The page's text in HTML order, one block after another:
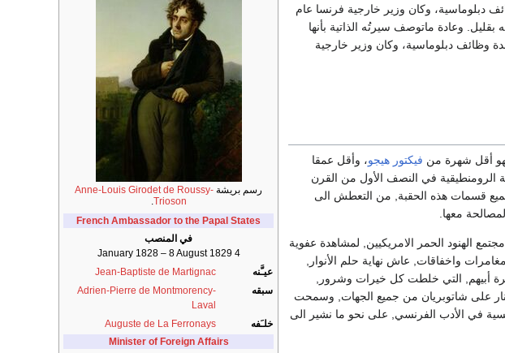
رسم بريشة Anne-Louis Girodet de Roussy-
Trioson
French Ambassador to the Papal States
في المنصب
4 January 1828 – 8 August 1829
عيـَّنه
Jean-Baptiste de Martignac
سبقه
Adrien-Pierre de Montmorency-
Laval
خلـَفه
Auguste de La Ferronays
Minister of Foreign Affairs
وكان وزير خارجية فرنسا عام
بقليل. وعادة ماتوصف سيرتُه الذاتية بأنها
وظائف دبلوماسية، وكان وزير خارجية
أقل شهرة من فيكتور هيجو، وأقل عمقا
الرومنطيقية في النصف الأول من القرن
قسمات هذه الحقبة, من التعطش الى
معها.
الهنود الحمر الامريكيين, لمشاهدة عفوية
واخفاقات, عاش نهاية حلم الأنوار,
بكرة أبيهم, التي خلطت كل خيرات وشرور,
على شاتوبريان من جميع الجهات, وسمحت
في الأدب الفرنسي, على نحو ما نشير الى